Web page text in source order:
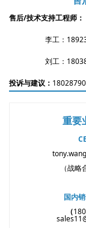
重要
（战略
国内
（
售后/技术支持工程师：
李工：
刘工：
投诉与建议：